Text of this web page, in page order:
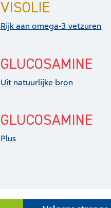
VISOLIE
Rijk aan omega-3 vetzuren
GLUCOSAMINE
Uit natuurlijke bron
GLUCOSAMINE
Plus